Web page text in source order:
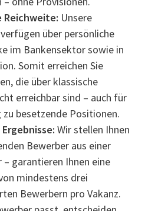
Reichweite: Unsere
über persönliche
im Bankensektor sowie in
Somit erreichen Sie
die über klassische
erreichbar sind – auch für
zu besetzende Positionen.
Wir stellen Ihnen
Bewerber aus einer
– garantieren Ihnen eine
mindestens drei
Bewerbern pro Vakanz.